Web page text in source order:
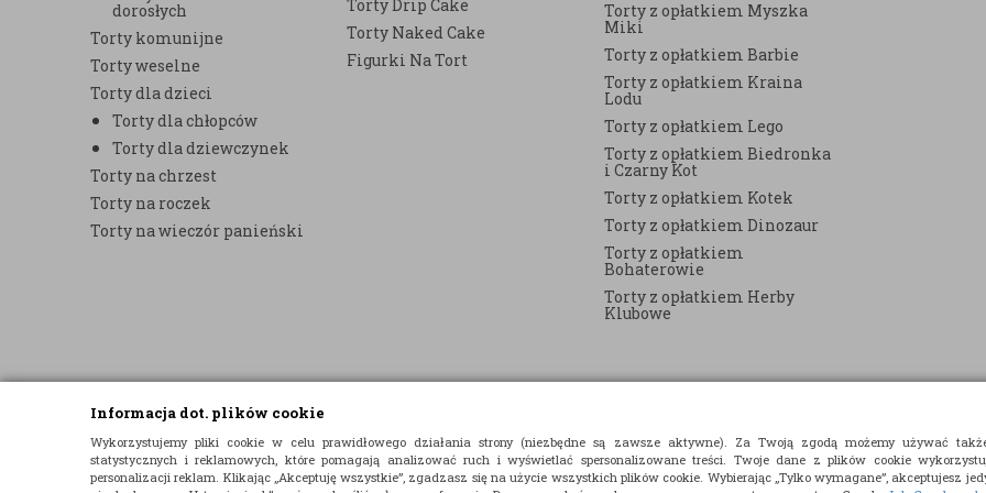
Informacja dot. plików cookie
Wykorzystujemy pliki cookie w celu prawidłowego działania strony (niezbędne są zawsze aktywne). Za Twoją zgodą możemy używać
statystycznych i reklamowych, które pomagają analizować ruch i wyświetlać spersonalizowane treści. Twoje dane z plików cookie
personalizacji reklam. Klikając „Akceptuję wszystkie”, zgadzasz się na użycie wszystkich plików cookie. Wybierając „Tylko wymagane”, akceptujesz
dorosłych
Torty komunijne
Torty weselne
Torty dla dzieci
Torty dla chłopców
Torty dla dziewczynek
Torty na chrzest
Torty na roczek
Torty na wieczór panieński
Torty Drip Cake
Torty Naked Cake
Figurki Na Tort
Torty z opłatkiem Myszka
Miki
Torty z opłatkiem Barbie
Torty z opłatkiem Kraina
Lodu
Torty z opłatkiem Lego
Torty z opłatkiem Biedronka
i Czarny Kot
Torty z opłatkiem Kotek
Torty z opłatkiem Dinozaur
Torty z opłatkiem
Bohaterowie
Torty z opłatkiem Herby
Klubowe
© 2015 E-TORT.PL - WSZELKIE PRAWA ZASTRZEŻONE
PROJEKT I OPROGRAMOWANIE SKLEPU:EBEXO